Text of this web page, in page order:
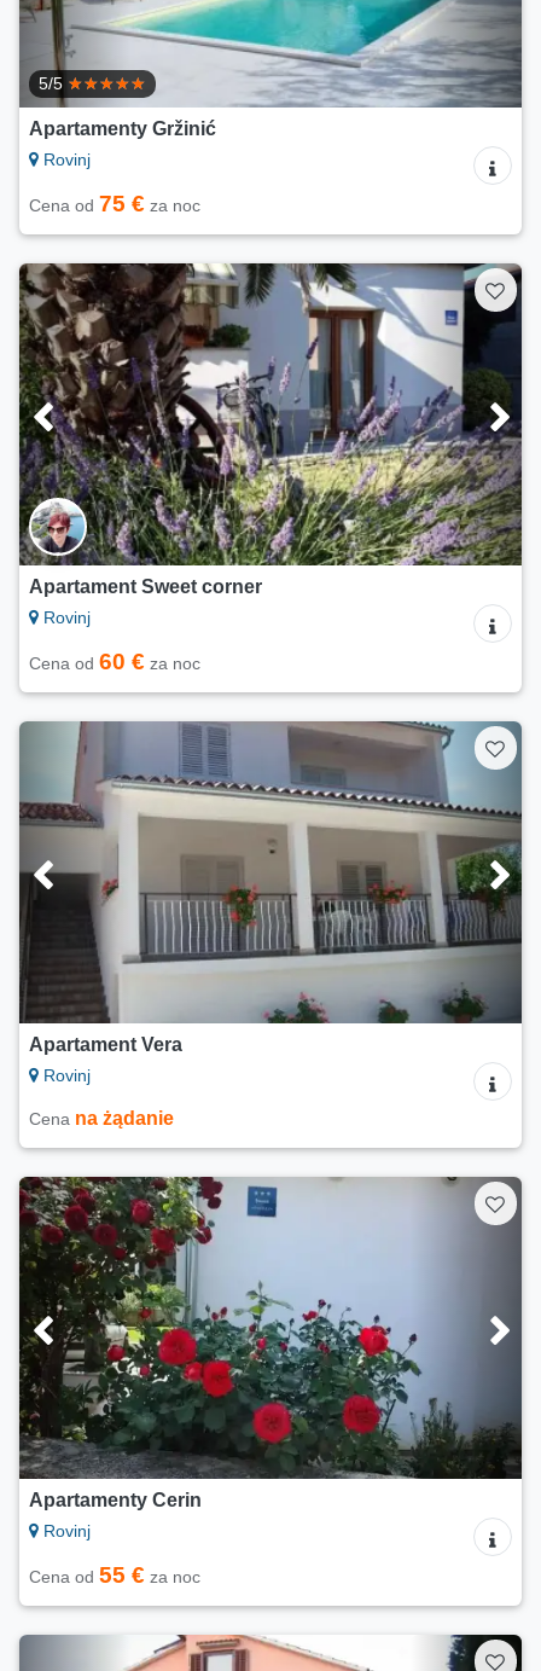
5/5
Apartamenty Gržinić
Rovinj
Cena od 75 € za noc
Apartament Sweet corner
Rovinj
Cena od 60 € za noc
Apartament Vera
Rovinj
Cena na żądanie
Apartamenty Cerin
Rovinj
Cena od 55 € za noc